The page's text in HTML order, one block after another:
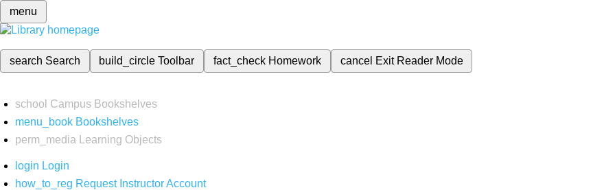
menu
search Search build_circleToolbar fact_check Homework cancel Exit Reader Mode
school Campus Bookshelves
menu_book Bookshelves
perm_media
Learning Objects
login Login
how_to_reg Request Instructor Account